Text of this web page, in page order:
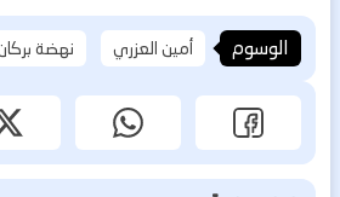
الوسوم أمين العزري نهضة